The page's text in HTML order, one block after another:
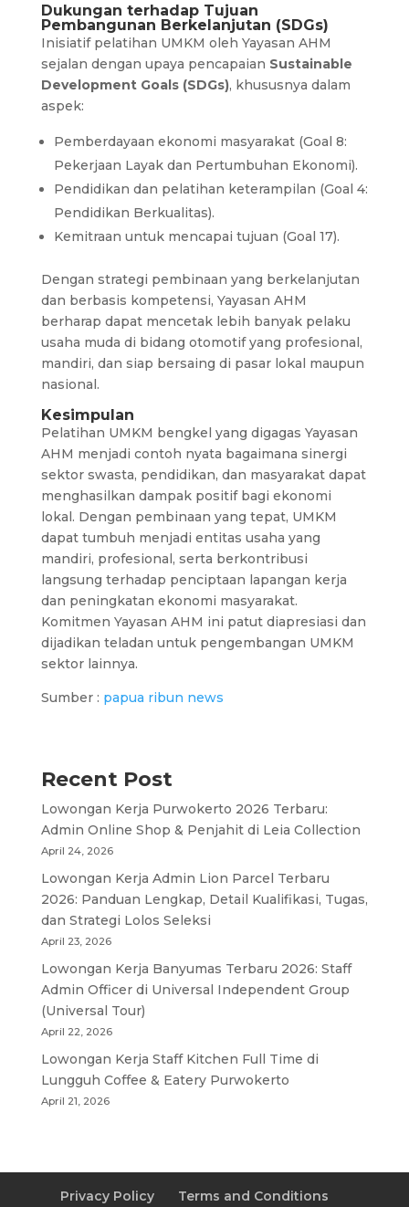
Dukungan terhadap Tujuan
Pembangunan Berkelanjutan (SDGs)
Inisiatif pelatihan UMKM oleh Yayasan AHM
sejalan dengan upaya pencapaian Sustainable
Development Goals (SDGs), khususnya dalam
aspek:
Pemberdayaan ekonomi masyarakat (Goal 8:
Pekerjaan Layak dan Pertumbuhan Ekonomi).
Pendidikan dan pelatihan keterampilan (Goal 4:
Pendidikan Berkualitas).
Kemitraan untuk mencapai tujuan (Goal 17).
Dengan strategi pembinaan yang berkelanjutan
dan berbasis kompetensi, Yayasan AHM
berharap dapat mencetak lebih banyak pelaku
usaha muda di bidang otomotif yang profesional,
mandiri, dan siap bersaing di pasar lokal maupun
nasional.
Kesimpulan
Pelatihan UMKM bengkel yang digagas Yayasan
AHM menjadi contoh nyata bagaimana sinergi
sektor swasta, pendidikan, dan masyarakat dapat
menghasilkan dampak positif bagi ekonomi
lokal. Dengan pembinaan yang tepat, UMKM
dapat tumbuh menjadi entitas usaha yang
mandiri, profesional, serta berkontribusi
langsung terhadap penciptaan lapangan kerja
dan peningkatan ekonomi masyarakat.
Komitmen Yayasan AHM ini patut diapresiasi dan
dijadikan teladan untuk pengembangan UMKM
sektor lainnya.
Sumber : papua ribun news
Recent Post
Lowongan Kerja Purwokerto 2026 Terbaru:
Admin Online Shop & Penjahit di Leia Collection
April 24, 2026
Lowongan Kerja Admin Lion Parcel Terbaru
2026: Panduan Lengkap, Detail Kualifikasi, Tugas,
dan Strategi Lolos Seleksi
April 23, 2026
Lowongan Kerja Banyumas Terbaru 2026: Staff
Admin Officer di Universal Independent Group
(Universal Tour)
April 22, 2026
Lowongan Kerja Staff Kitchen Full Time di
Lungguh Coffee & Eatery Purwokerto
April 21, 2026
Privacy Policy Terms and Conditions